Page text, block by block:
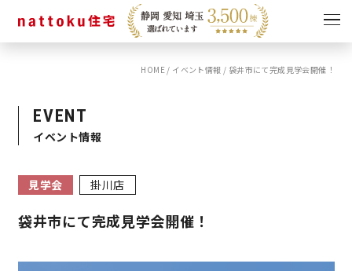
キャンペーン
ショールーム
HOME/ イベント情報 / 袋井市にて完成見学会開催！
EVENT
イベント情報
見学会 掛川店
袋井市にて完成見学会開催！